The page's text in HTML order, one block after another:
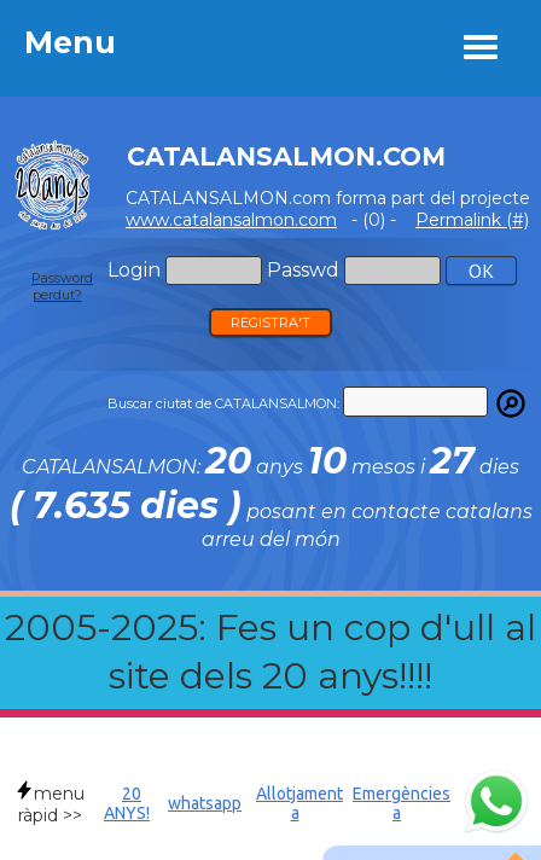
Menu
CATALANSALMON.COM
CATALANSALMON.com forma part del projecte
www.catalansalmon.com - (0) - Permalink (#)
Login Passwd
Password
perdut?
REGISTRA'T
Buscar ciutat de CATALANSALMON:
CATALANSALMON:20 anys 10 mesos i27 dies
( 7.635 dies ) posant en contacte catalans
arreu del món
2005-2025: Fes un cop d'ull al
site dels 20 anys!!!!
Menu
menu
ràpid >>
20
ANYS!
whatsapp
Allotjament
a
Emergències
a